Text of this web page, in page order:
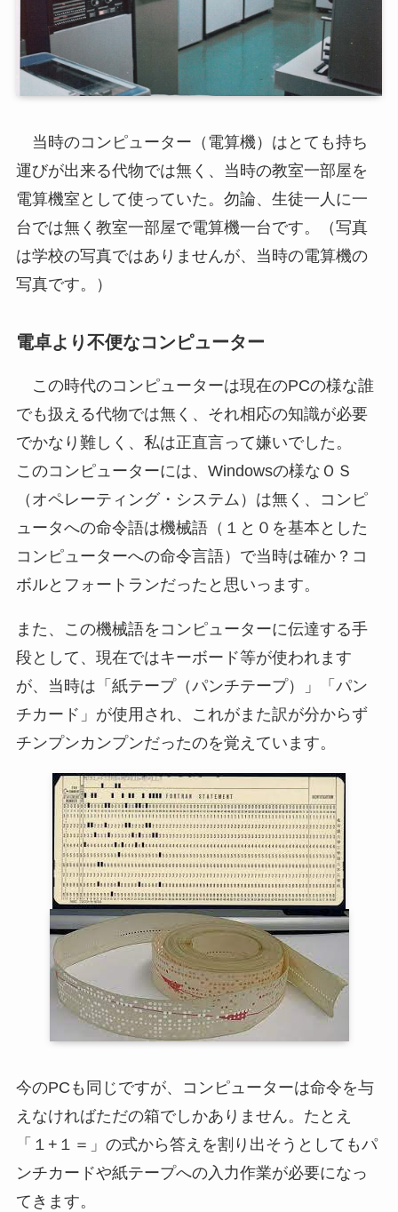
当時のコンピューター（電算機）はとても持ち
運びが出来る代物では無く、当時の教室一部屋を
電算機室として使っていた。勿論、生徒一人に一
台では無く教室一部屋で電算機一台です。（写真
は学校の写真ではありませんが、当時の電算機の
写真です。）
電卓より不便なコンピューター
この時代のコンピューターは現在のPCの様な誰
でも扱える代物では無く、それ相応の知識が必要
でかなり難しく、私は正直言って嫌いでした。
このコンピューターには、Windowsの様なＯＳ
（オペレーティング・システム）は無く、コンピ
ュータへの命令語は機械語（１と０を基本とした
コンピューターへの命令言語）で当時は確か？コ
ボルとフォートランだったと思いっます。
また、この機械語をコンピューターに伝達する手
段として、現在ではキーボード等が使われます
が、当時は「紙テープ（パンチテープ）」「パン
チカード」が使用され、これがまた訳が分からず
チンプンカンプンだったのを覚えています。
今のPCも同じですが、コンピューターは命令を与
えなければただの箱でしかありません。たとえ
「１+１＝」の式から答えを割り出そうとしてもパ
ンチカードや紙テープへの入力作業が必要になっ
てきます。